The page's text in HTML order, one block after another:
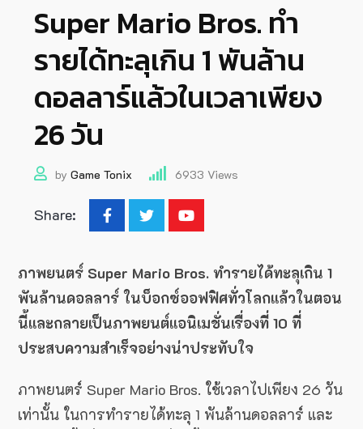
Super Mario Bros. ทำ
รายได้ทะลุเกิน 1 พันล้าน
ดอลลาร์แล้วในเวลาเพียง
26 วัน
by Game Tonix 6933 Views
Share:
ภาพยนตร์ Super Mario Bros. ทำรายได้ทะลุเกิน 1
พันล้านดอลลาร์ ในบ็อกซ์ออฟฟิศทั่วโลกแล้วในตอน
นี้และกลายเป็นภาพยนต์แอนิเมชั่นเรื่องที่ 10 ที่
ประสบความสำเร็จอย่างน่าประทับใจ
ภาพยนตร์ Super Mario Bros. ใช้เวลาไปเพียง 26 วัน
เท่านั้น ในการทำรายได้ทะลุ 1 พันล้านดอลลาร์ และ